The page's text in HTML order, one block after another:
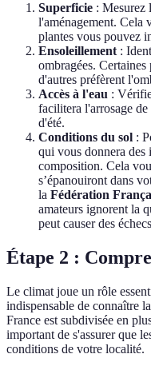
Superficie : Mesurez
l'aménagement. Cela
plantes vous pouvez
Ensoleillement :
ombragées.
d'autres préfèrent
Accès à l'eau :
facilitera l'arrosage
d'été.
Conditions du sol :
qui vous donnera des
composition. Cela
s’épanouiront dans
la Fédération
amateurs ignorent la
peut causer des
Étape 2 :
Le climat joue un rôle
indispensable de connaître
France est subdivisée en
important de s'assurer que
conditions de votre localité.